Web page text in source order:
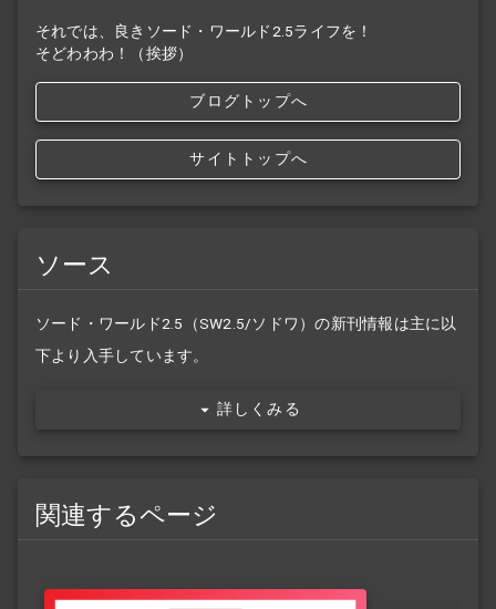
それでは、良きソード・ワールド2.5ライフを！
そどわわわ！（挨拶）
ブログトップへ
サイトトップへ
ソース
ソード・ワールド2.5（SW2.5/ソドワ）の新刊情報は主に以
下より入手しています。
詳しくみる
関連するページ